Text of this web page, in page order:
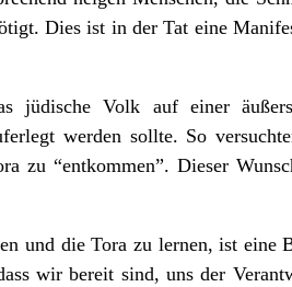
Dies ist in der Tat eine
jüdische Volk auf einer
werden sollte. So
zu “entkommen”. Dieser
und die Tora zu lernen, ist eine
wir bereit sind, uns der